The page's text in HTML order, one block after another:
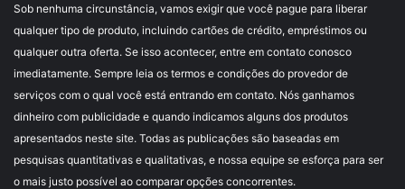
Sob nenhuma circunstância, vamos exigir que você pague para liberar
qualquer tipo de produto, incluindo cartões de crédito, empréstimos ou
qualquer outra oferta. Se isso acontecer, entre em contato conosco
imediatamente. Sempre leia os termos e condições do provedor de
serviços com o qual você está entrando em contato. Nós ganhamos
dinheiro com publicidade e quando indicamos alguns dos produtos
apresentados neste site. Todas as publicações são baseadas em
pesquisas quantitativas e qualitativas, e nossa equipe se esforça para ser
o mais justo possível ao comparar opções concorrentes.